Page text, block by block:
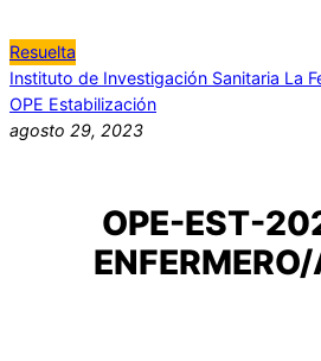
Resuelta
Instituto de Investigación Sanitaria La
OPE Estabilización
agosto 29, 2023
OPE-EST-